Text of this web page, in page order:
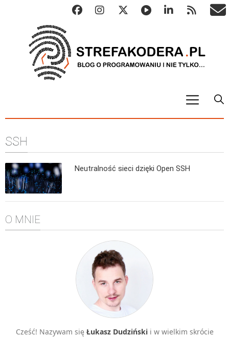
Metody numeryczne
Algorytmy wyszukiwania
Inne
C++
Elementarz Java
Pascal
SSH
Neutralność sieci dzięki Open SSH
O MNIE
Cześć! Nazywam się Łukasz Dudzińskii w wielkim skrócie